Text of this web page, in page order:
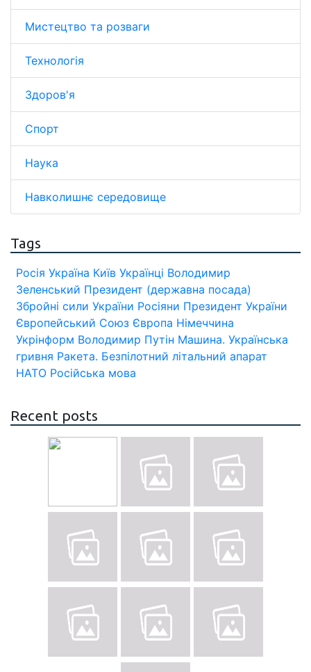
Мистецтво та розваги
Технологія
Здоров'я
Спорт
Наука
Навколишнє середовище
Tags
Росія Україна Київ Українці Володимир
Зеленський Президент (державна посада)
Збройні сили України Росіяни Президент України
Європейський Союз Європа Німеччина
Укрінформ Володимир Путін Машина. Українська
гривня Ракета. Безпілотний літальний апарат
НАТО Російська мова
Recent posts